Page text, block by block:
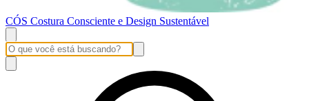
CÓS Costura Consciente e Design Sustentável